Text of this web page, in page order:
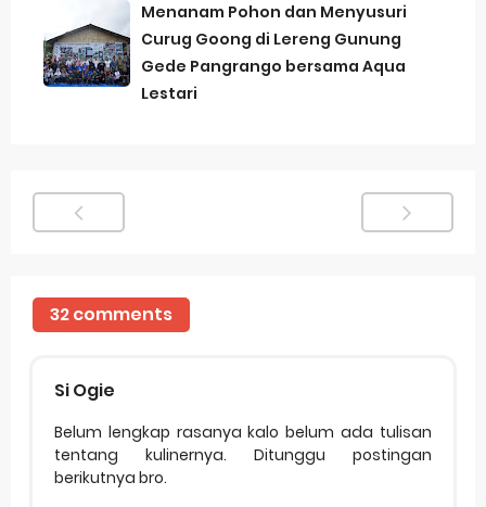
Menanam Pohon dan Menyusuri
Curug Goong di Lereng Gunung
Gede Pangrango bersama Aqua
Lestari
32 comments
Si Ogie
Belum lengkap rasanya kalo belum ada tulisan
tentang kulinernya. Ditunggu postingan
berikutnya bro.